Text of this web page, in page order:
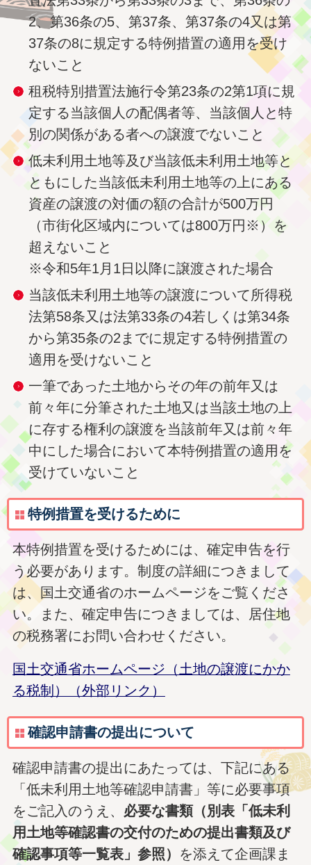
2、第36条の5、第37条、第37条の4又は第
37条の8に規定する特例措置の適用を受け
ないこと
租税特別措置法施行令第23条の2第1項に規
定する当該個人の配偶者等、当該個人と特
別の関係がある者への譲渡でないこと
低未利用土地等及び当該低未利用土地等と
ともにした当該低未利用土地等の上にある
資産の譲渡の対価の額の合計が500万円
（市街化区域内については800万円※）を
超えないこと
※令和5年1月1日以降に譲渡された場合
当該低未利用土地等の譲渡について所得税
法第58条又は法第33条の4若しくは第34条
から第35条の2までに規定する特例措置の
適用を受けないこと
一筆であった土地からその年の前年又は
前々年に分筆された土地又は当該土地の上
に存する権利の譲渡を当該前年又は前々年
中にした場合において本特例措置の適用を
受けていないこと
特例措置を受けるために
本特例措置を受けるためには、確定申告を行
う必要があります。制度の詳細につきまして
は、国土交通省のホームページをご覧くださ
い。また、確定申告につきましては、居住地
の税務署にお問い合わせください。
国土交通省ホームページ（土地の譲渡にかか
る税制）（外部リンク）
確認申請書の提出について
確認申請書の提出にあたっては、下記にある
「低未利用土地等確認申請書」等に必要事項
をご記入のうえ、 必要な書類（別表「低未利
用土地等確認書の交付のための提出書類及び
確認事項等一覧表」参照） を添えて企画課ま